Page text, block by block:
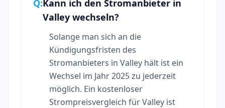
Q:Kann ich den Stromanbieter in
Valley wechseln?
Solange man sich an die
Kündigungsfristen des
Stromanbieters in Valley hält ist ein
Wechsel im Jahr 2025 zu jederzeit
möglich. Ein kostenloser
Strompreisvergleich für Valley ist